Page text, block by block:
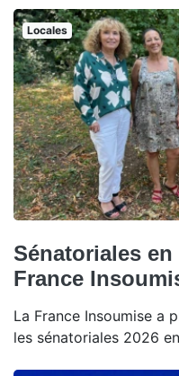
Locales
Sénatoriales
France
La France Insoumise a
les sénatoriales 2026